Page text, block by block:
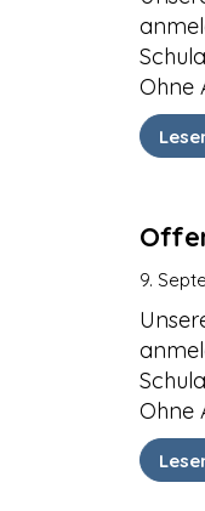
Ohne
9.
Ohne